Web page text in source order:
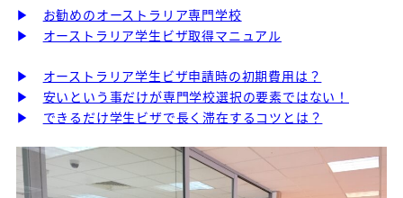
▶
お勧めのオーストラリア専門学校
▶
オーストラリア学生ビザ取得マニュアル
▶ オーストラリア学生ビザ申請時の初期費用は？
▶ 安いという事だけが専門学校選択の要素ではない！
▶
できるだけ学生ビザで長く滞在するコツとは？